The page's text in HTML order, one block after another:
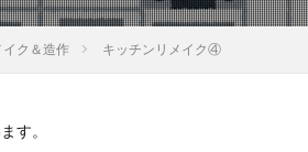
イク＆造作 キッチンリメイク④
す。